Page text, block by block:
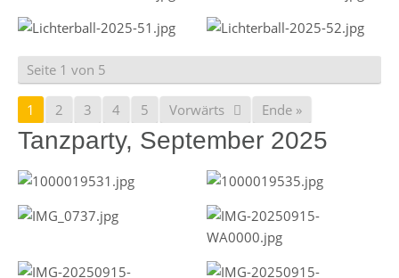
Seite 1 von 5
1 2 3 4 5 Vorwärts Ende »
Tanzparty, September 2025